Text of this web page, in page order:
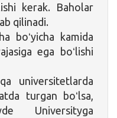
kerak. Baholar
qilinadi.
boʻyicha kamida
ega boʻlishi
universitetlarda
turgan boʻlsa,
Universityga